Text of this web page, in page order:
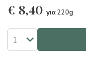
€ 8,40 για 220g